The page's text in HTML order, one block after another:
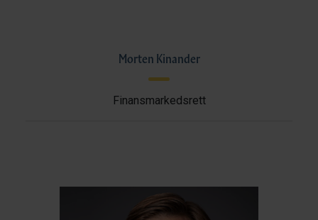
Morten Kinander
Finansmarkedsrett